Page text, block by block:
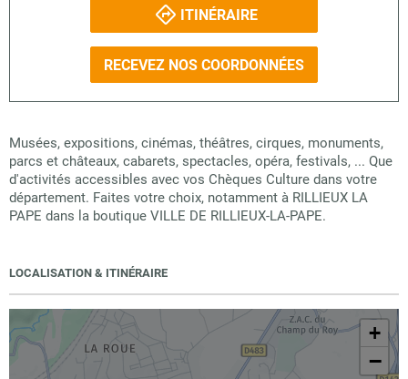
ITINÉRAIRE
RECEVEZ NOS COORDONNÉES
Musées, expositions, cinémas, théâtres, cirques, monuments,
parcs et châteaux, cabarets, spectacles, opéra, festivals, ... Que
d'activités accessibles avec vos Chèques Culture dans votre
département. Faites votre choix, notamment à RILLIEUX LA
PAPE dans la boutique VILLE DE RILLIEUX-LA-PAPE.
LOCALISATION & ITINÉRAIRE
+
−